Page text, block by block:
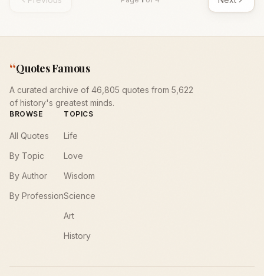
“Quotes Famous
A curated archive of 46,805 quotes from 5,622
of history's greatest minds.
BROWSE
All Quotes
By Topic
By Author
By Profession
TOPICS
Life
Love
Wisdom
Science
Art
History